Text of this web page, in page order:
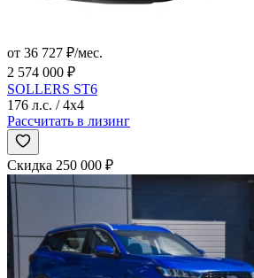
от 36 727 ₽/мес.
2 574 000 ₽
SOLLERS ST6
176 л.с. / 4x4
Рассчитать в лизинг
Скидка 250 000 ₽